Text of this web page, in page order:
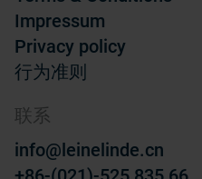
Impressum
Privacy policy
行为准则
联系
info@leinelinde.cn